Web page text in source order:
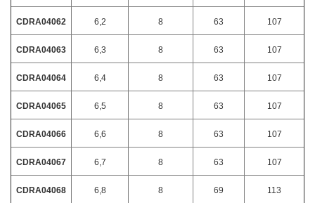
CDRA04062 6,2 8 63 107
CDRA04063 6,3 8 63 107
CDRA04064 6,4 8 63 107
CDRA04065 6,5 8 63 107
CDRA04066 6,6 8 63 107
CDRA04067 6,7 8 63 107
CDRA04068 6,8 8 69 113